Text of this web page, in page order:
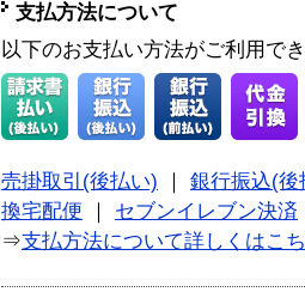
支払方法について
以下のお支払い方法がご利用で
売掛取引(後払い)
銀行振込(後
換宅配便
セブンイレブン決済
⇒支払方法について詳しくはこ